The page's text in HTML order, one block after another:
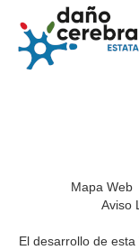
Mapa Web
Aviso
El desarrollo de